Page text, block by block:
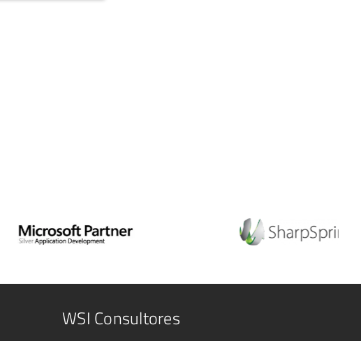
WSI Consultores